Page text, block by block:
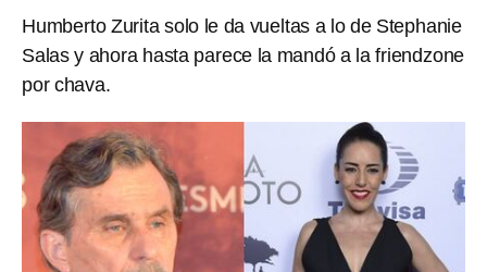
Humberto Zurita solo le da vueltas a lo de Stephanie
Salas y ahora hasta parece la mandó a la friendzone
por chava.